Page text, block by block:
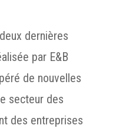
dernières
par E&B
de nouvelles
secteur des
des entreprises